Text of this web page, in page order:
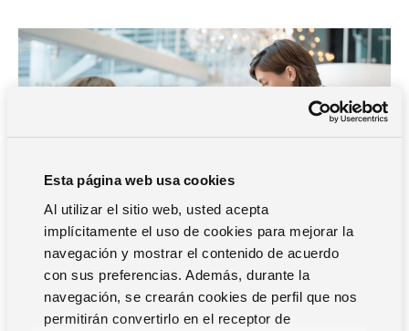
Esta página web usa cookies
Al utilizar el sitio web, usted acepta
implícitamente el uso de cookies para mejorar la
navegación y mostrar el contenido de acuerdo
con sus preferencias. Además, durante la
navegación, se crearán cookies de perfil que nos
permitirán convertirlo en el receptor de